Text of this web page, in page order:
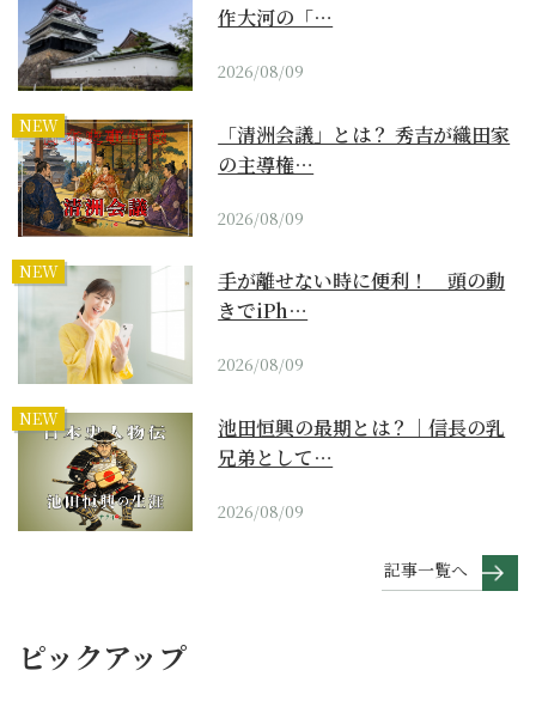
作大河の「…
2026/08/09
NEW
「清洲会議」とは？ 秀吉が織田家
の主導権…
2026/08/09
NEW
手が離せない時に便利！ 頭の動
きでiPh…
2026/08/09
NEW
池田恒興の最期とは？｜信長の乳
兄弟として…
2026/08/09
記事一覧へ
ピックアップ